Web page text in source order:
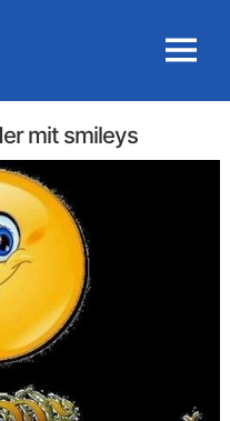
MENU
mit smileys